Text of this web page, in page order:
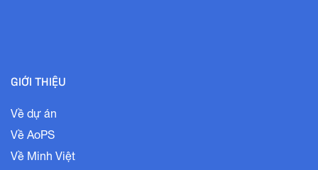
GIỚI THIỆU
Về dự án
Về AoPS
Về Minh Việt